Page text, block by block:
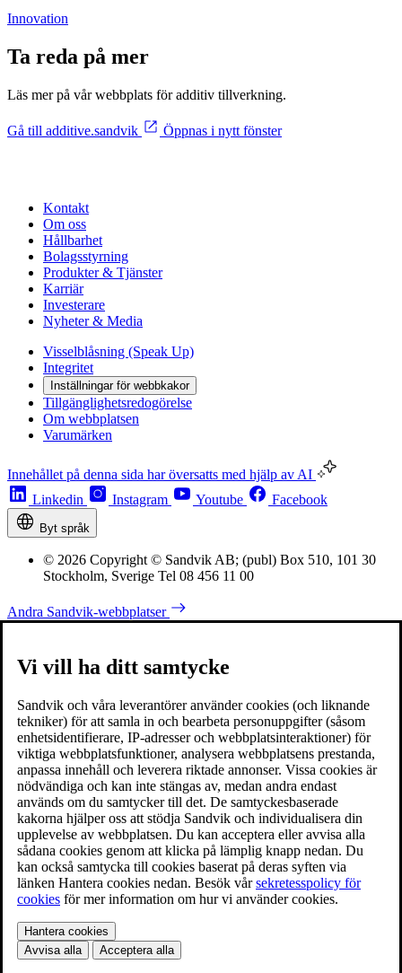
Innovation
Ta reda på mer
Läs mer på vår webbplats för additiv tillverkning.
Gå till additive.sandvik Öppnas i nytt fönster
Kontakt
Om oss
Hållbarhet
Bolagsstyrning
Produkter & Tjänster
Karriär
Investerare
Nyheter & Media
Visselblåsning (Speak Up)
Integritet
Inställningar för webbkakor
Tillgänglighetsredogörelse
Om webbplatsen
Varumärken
Innehållet på denna sida har översatts med hjälp av AI
Linkedin
Instagram Youtube Facebook
Byt språk
© 2026 Copyright © Sandvik AB; (publ) Box 510, 101 30
Stockholm, Sverige Tel 08 456 11 00
Andra Sandvik-webbplatser
Vi vill ha ditt samtycke
Sandvik och våra leverantörer använder cookies (och liknande
tekniker) för att samla in och bearbeta personuppgifter (såsom
enhetsidentifierare, IP-adresser och webbplatsinteraktioner) för
viktiga webbplatsfunktioner, analysera webbplatsens prestanda,
anpassa innehåll och leverera riktade annonser. Vissa cookies är
nödvändiga och kan inte stängas av, medan andra endast
används om du samtycker till det. De samtyckesbaserade
kakorna hjälper oss att stödja Sandvik och individualisera din
upplevelse av webbplatsen. Du kan acceptera eller avvisa alla
sådana cookies genom att klicka på lämplig knapp nedan. Du
kan också samtycka till cookies baserat på deras syften via
länken Hantera cookies nedan. Besök vårsekretesspolicy för
cookies för mer information om hur vi använder cookies.
Hantera cookies
Avvisa alla
Acceptera alla